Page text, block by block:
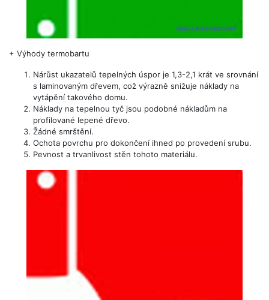
+ Výhody termobartu
Nárůst ukazatelů tepelných úspor je 1,3-2,1 krát ve srovnání
s laminovaným dřevem, což výrazně snižuje náklady na
vytápění takového domu.
Náklady na tepelnou tyč jsou podobné nákladům na
profilované lepené dřevo.
Žádné smrštění.
Ochota povrchu pro dokončení ihned po provedení srubu.
Pevnost a trvanlivost stěn tohoto materiálu.